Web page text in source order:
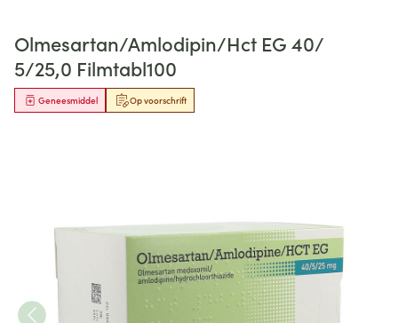
Olmesartan/Amlodipin/Hct EG 40/
5/25,0 Filmtabl100
Op voorschrift
Geneesmiddel